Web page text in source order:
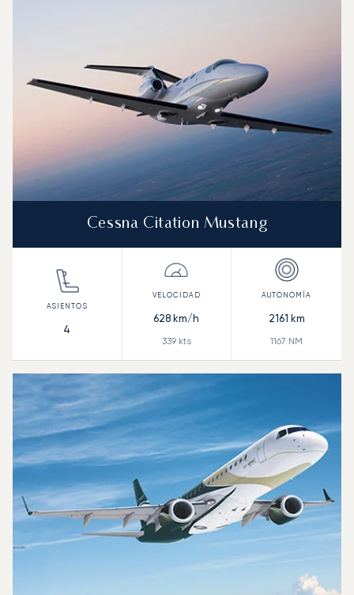
Cessna Citation Mustang
4
628 km/h
339kts
2161 km
1167 NM